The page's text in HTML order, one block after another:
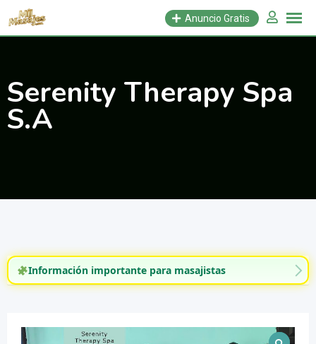
Saltar
Anuncio Gratis
Serenity Therapy Spa
S.A
Información importante para masajistas